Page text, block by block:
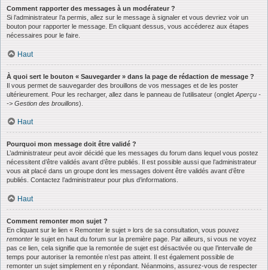
Comment rapporter des messages à un modérateur ?
Si l’administrateur l’a permis, allez sur le message à signaler et vous devriez voir un
bouton pour rapporter le message. En cliquant dessus, vous accéderez aux étapes
nécessaires pour le faire.
Haut
À quoi sert le bouton « Sauvegarder » dans la page de rédaction de message ?
Il vous permet de sauvegarder des brouillons de vos messages et de les poster
ultérieurement. Pour les recharger, allez dans le panneau de l’utilisateur (onglet Aperçu -
-> Gestion des brouillons).
Haut
Pourquoi mon message doit être validé ?
L’administrateur peut avoir décidé que les messages du forum dans lequel vous postez
nécessitent d’être validés avant d’être publiés. Il est possible aussi que l’administrateur
vous ait placé dans un groupe dont les messages doivent être validés avant d’être
publiés. Contactez l’administrateur pour plus d’informations.
Haut
Comment remonter mon sujet ?
En cliquant sur le lien « Remonter le sujet » lors de sa consultation, vous pouvez
remonter le sujet en haut du forum sur la première page. Par ailleurs, si vous ne voyez
pas ce lien, cela signifie que la remontée de sujet est désactivée ou que l’intervalle de
temps pour autoriser la remontée n’est pas atteint. Il est également possible de
remonter un sujet simplement en y répondant. Néanmoins, assurez-vous de respecter